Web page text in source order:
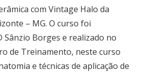
com Vintage Halo da
– MG. O curso foi
Sânzio Borges e realizado no
de Treinamento, neste curso
e técnicas de aplicação de